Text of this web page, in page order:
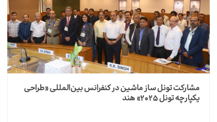
مشارکت تونل ساز ماشین در کنفرانس بین‌المللی «طراحی
یکپارچه تونل ۲۰۲۵» هند